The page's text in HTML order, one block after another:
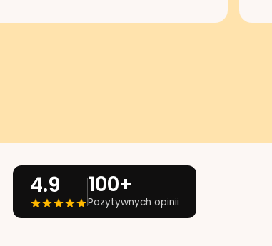
4.9 100+
Pozytywnych opinii